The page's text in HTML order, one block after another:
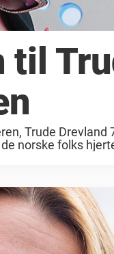
til
Trude Drevland
norske folks